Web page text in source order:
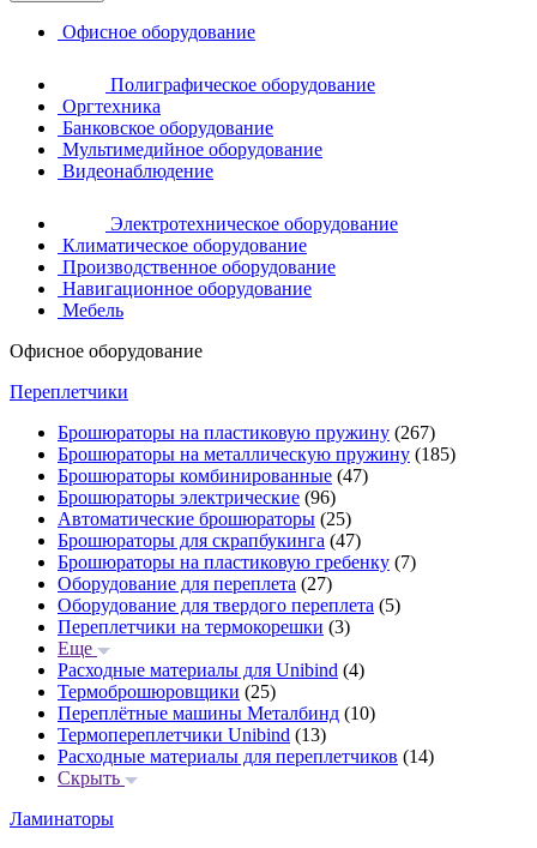
Офисное оборудование
Полиграфическое оборудование
Оргтехника
Банковское оборудование
Мультимедийное оборудование
Видеонаблюдение
Электротехническое оборудование
Климатическое оборудование
Производственное оборудование
Навигационное оборудование
Мебель
Офисное оборудование
Переплетчики
Брошюраторы на пластиковую пружину (267)
Брошюраторы на металлическую пружину (185)
Брошюраторы комбинированные (47)
Брошюраторы электрические (96)
Автоматические брошюраторы (25)
Брошюраторы для скрапбукинга (47)
Брошюраторы на пластиковую гребенку (7)
Оборудование для переплета (27)
Оборудование для твердого переплета (5)
Переплетчики на термокорешки (3)
Еще
Расходные материалы для Unibind (4)
Термоброшюровщики (25)
Переплётные машины Металбинд (10)
Термопереплетчики Unibind (13)
Расходные материалы для переплетчиков (14)
Скрыть
Ламинаторы